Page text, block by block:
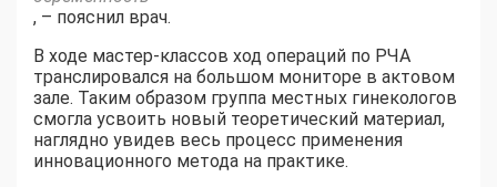
, – пояснил врач.
В ходе мастер-классов ход операций по РЧА
транслировался на большом мониторе в актовом
зале. Таким образом группа местных гинекологов
смогла усвоить новый теоретический материал,
наглядно увидев весь процесс применения
инновационного метода на практике.